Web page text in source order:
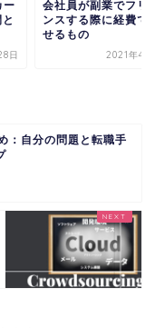
ー
日
会社員が副業でフリ
ンスする際に経費で
せるもの
2021年4
：自分の問題と転職手